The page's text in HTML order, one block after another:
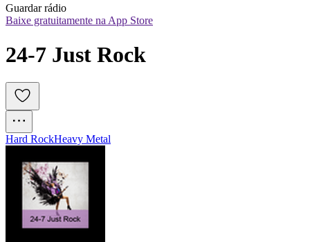
Guardar rádio
Baixe gratuitamente na App Store
24-7 Just Rock
Hard RockHeavy Metal